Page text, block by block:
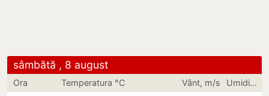
sâmbătă , 8 august
Ora Temperatura °C Vânt, m/s Umiditate